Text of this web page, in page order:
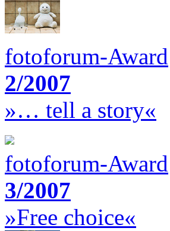
fotoforum-Award
2/2007
»… tell a story«
fotoforum-Award
3/2007
»Free choice«